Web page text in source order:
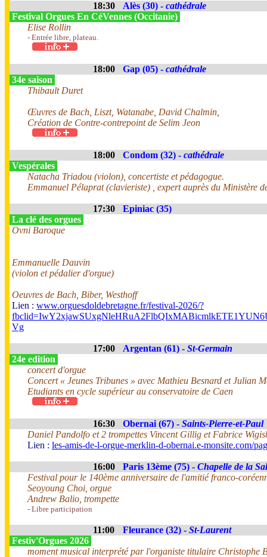
18:30 Alès (30) - cathédrale
Festival Orgues En CéVennes (Occitanie)
Elise Rollin
- Entrée libre, plateau.
18:00 Gap (05) - cathédrale
34e saison
Thibault Duret
Œuvres de Bach, Liszt, Watanabe, David Chalmin,
Création de Contre-contrepoint de Selim Jeon
18:00 Condom (32) - cathédrale
Vespérales
Natacha Triadou (violon), concertiste et pédagogue.
Emmanuel Pélaprat (clavieriste) , expert auprès du Ministère
17:30
Epiniac (35)
La clé des orgues
Ovni Baroque
Emmanuelle Dauvin
(violon et pédalier d'orgue)
Oeuvres de Bach, Biber, Westhoff
Lien : www.orguesdoldebretagne.fr/festival-2026/?
Vg
17:00 Argentan (61) - St-Germain
24e edition
concert d'orgue
Concert « Jeunes Tribunes » avec Mathieu Besnard et Julian
Etudiants en cycle supérieur au conservatoire de Caen
16:30 Obernai (67) - Saints-Pierre-et-Paul
Daniel Pandolfo et 2 trompettes Vincent Gillig et Fabrice
Lien : les-amis-de-l-orgue-merklin-d-obernai.e-monsite.com/
16:00 Paris 13ème (75) - Chapelle de la
Festival pour le 140ème anniversaire de l'amitié franco-
Seoyoung Choi, orgue
Andrew Balio, trompette
- Libre participation
11:00 Fleurance (32) - St-Laurent
Festiv'Orgues 2026
moment musical interprété par l'organiste titulaire Christophe